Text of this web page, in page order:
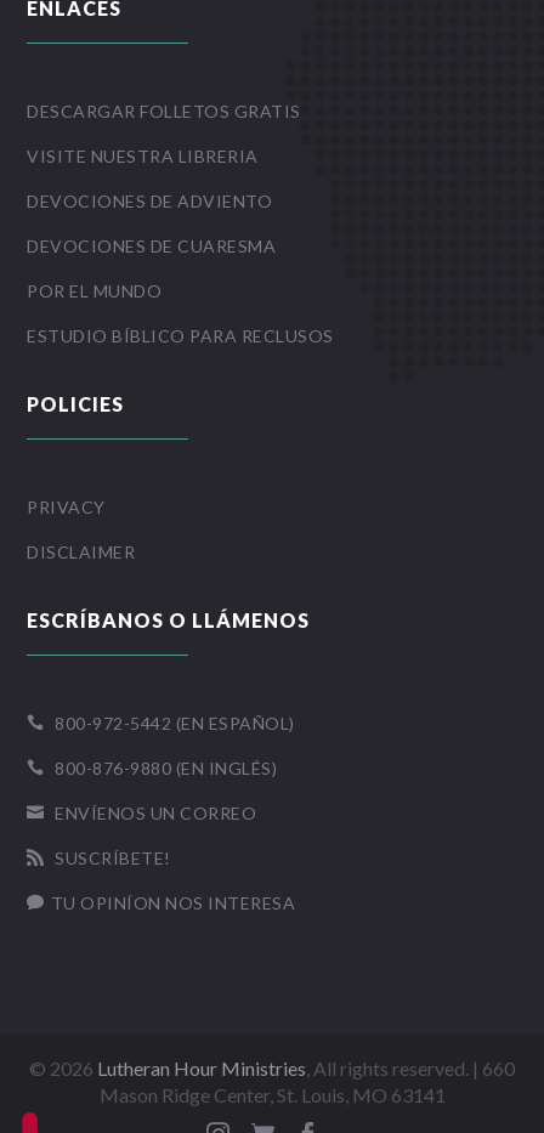
ENLACES
DESCARGAR FOLLETOS GRATIS
VISITE NUESTRA LIBRERIA
DEVOCIONES DE ADVIENTO
DEVOCIONES DE CUARESMA
POR EL MUNDO
ESTUDIO BÍBLICO PARA RECLUSOS
POLICIES
PRIVACY
DISCLAIMER
ESCRÍBANOS O LLÁMENOS
 800-972-5442 (EN ESPAÑOL)
 800-876-9880 (EN INGLÉS)
 ENVÍENOS UN CORREO
 SUSCRÍBETE!
 TU OPINÍON NOS INTERESA
© 2026 Lutheran Hour Ministries, All rights reserved. | 660
Mason Ridge Center, St. Louis, MO 63141